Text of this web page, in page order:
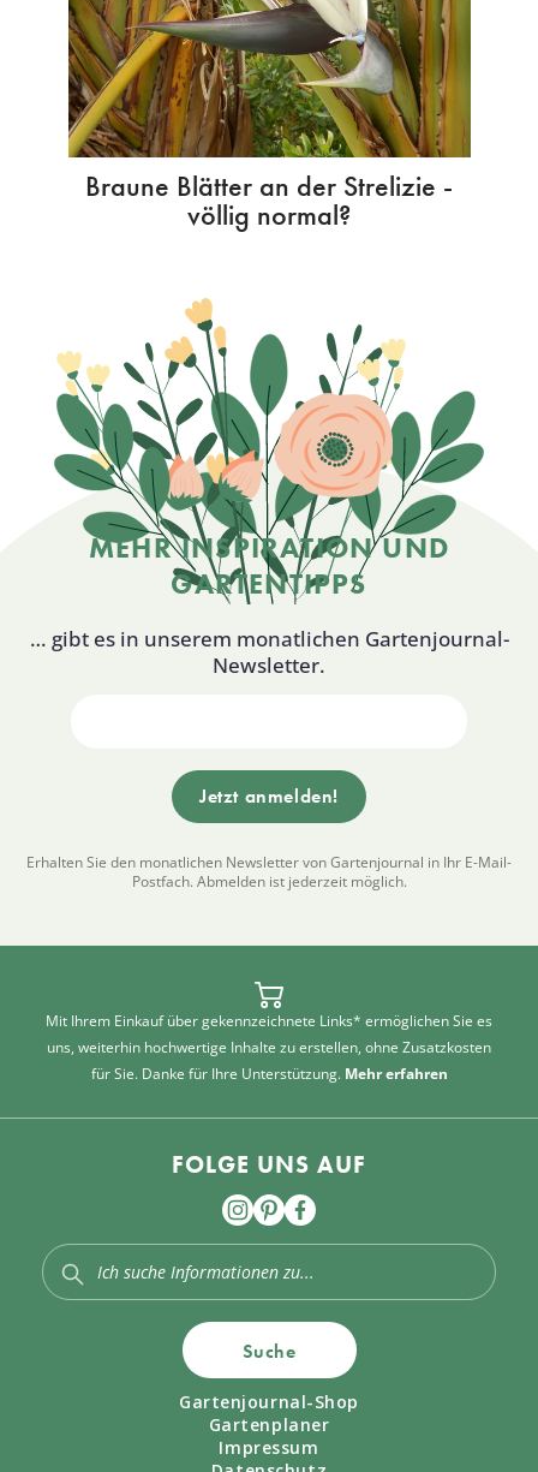
Braune Blätter an der Strelizie -
völlig normal?
MEHR INSPIRATION UND
GARTENTIPPS
… gibt es in unserem monatlichen Gartenjournal-
Newsletter.
Erhalten Sie den monatlichen Newsletter von Gartenjournal in Ihr E-Mail-
Postfach. Abmelden ist jederzeit möglich.
Mit Ihrem Einkauf über gekennzeichnete Links* ermöglichen Sie es
uns, weiterhin hochwertige Inhalte zu erstellen, ohne Zusatzkosten
für Sie. Danke für Ihre Unterstützung. Mehr erfahren
FOLGE UNS AUF
Suche
Gartenjournal-Shop
Gartenplaner
Impressum